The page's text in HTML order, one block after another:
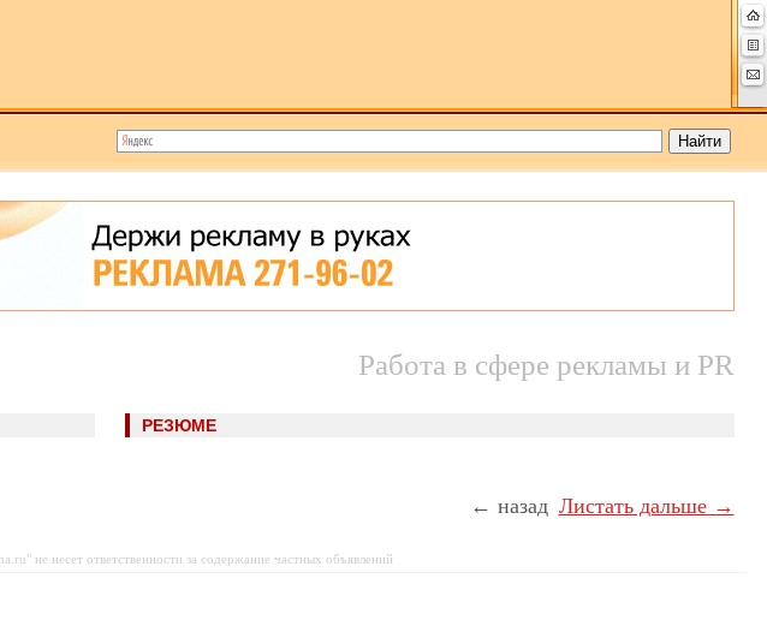
Работа в сфере рекламы и PR
РЕЗЮМЕ
← назад Листать дальше →
не несет ответственности за содержание частных объявлений